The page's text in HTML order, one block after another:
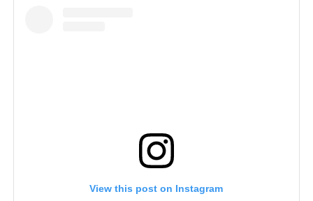
View this post on Instagram